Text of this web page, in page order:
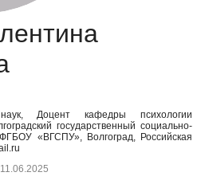
наук, Доцент кафедры психологии
государственный социально-
ФГБОУ «ВГСПУ», Волгоград, Российская